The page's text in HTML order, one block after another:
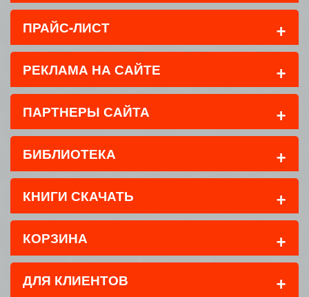
ПРАЙС-ЛИСТ +
РЕКЛАМА НА САЙТЕ +
ПАРТНЕРЫ САЙТА +
БИБЛИОТЕКА +
КНИГИ СКАЧАТЬ +
КОРЗИНА +
ДЛЯ КЛИЕНТОВ +